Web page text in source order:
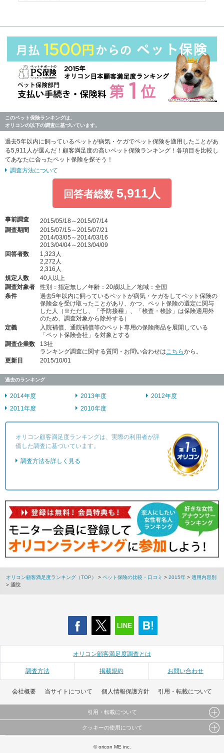
このペット保険ランキングは、
オリコンの以下の調査に基づいています。
過去5年以内に飼っているペットが病気・ケガでペット保険を適用したことがあ
る5,911人が選んだ！顧客満足度の高いペット保険ランキング！各項目を比較し
てあなたに合ったペット保険を探そう！
調査方法について
回答者総数 5,911人
事前調査
2015/05/18～2015/07/14
調査期間
2015/07/15～2015/07/21
2014/03/05～2014/03/16
2013/04/04～2013/04/09
回答者数
1,323人
2,272人
2,316人
規定人数
40人以上
調査対象者
性別：指定無し／年齢：20歳以上／地域：全国
条件
過去5年以内に飼っているペットが病気・ケガをしてペット保険の
保険金を受け取ったことがあり、かつ、ペット保険の選定に関与
した人（※ただし、「予防接種」、「検査・検診」は保険適用外
のため、調査対象から除外する）
定義
入院補償、通院補償等のペット専用の保険商品を展開している
「ペット保険会社」を対象とする
調査企業数
13社
ランキング調査に関する質問・お問い合わせはこちらから。
更新日
2015/10/01
過去のランキング
2014年度 2013年度
2012年度
2011年度
2010年度
オリコン顧客満足度ランキングは、実際の利用者が評
価した調査に基づいています。
調査方法を詳しく見る
オリコン顧客満足度ランキング（TOP） > ペット保険の比較・口コミ > 2015年 > 適用内容別
> 通院
オリコン顧客満足度調査とは
調査方法 掲載規約 お問い合わせ
会社概要 当サイトについて 個人情報保護方針 引用・転載について
引用・転載について
当サイトで公開されている情報（文字、写真、イラスト、画像データ等）及びこれらの配置・
これらの情報を権利者の許可なく無断転載・複製などの二次利用を行うことは固く禁じており
クッキーの使用について
このサイトでは Cookie を使用して、ユーザーに合わせたコンテンツや広告の表示、ソーシャル
© oricon ME inc.